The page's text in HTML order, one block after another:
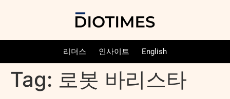
리더스 인사이트 English
Tag: 로봇 바리스타